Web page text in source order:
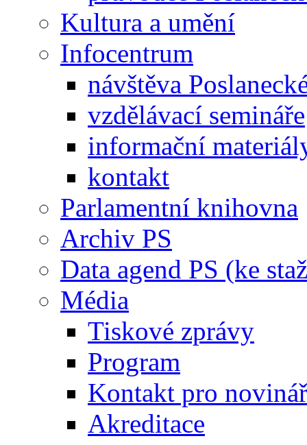
Kultura a umění
Infocentrum
návštěva
vzdělávací semináře
informační
kontakt
Parlamentní knihovna
Archiv PS
Data agend PS (ke
Média
Tiskové zprávy
Program
Kontakt pro
Akreditace